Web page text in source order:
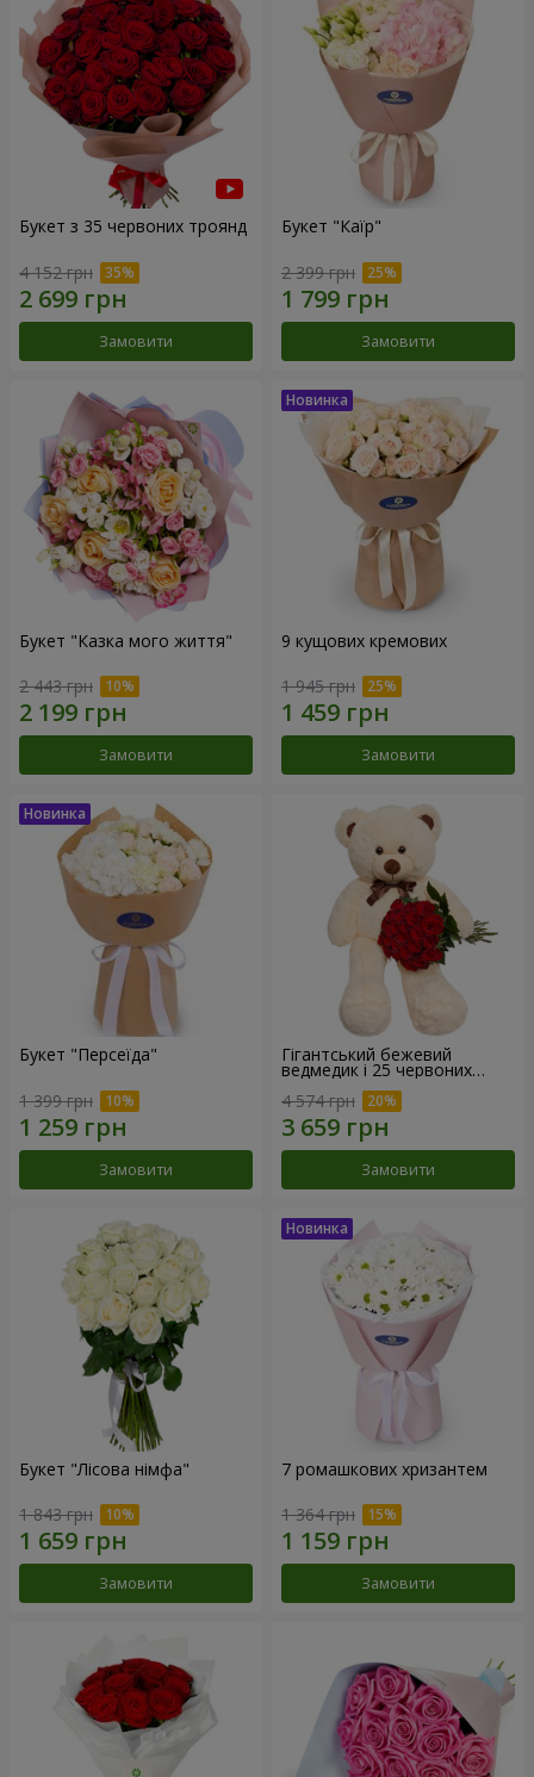
Букет з 35 червоних троянд
4 152 грн
Замовити
Букет "Каїр"
2 399 грн
Замовити
Букет "Казка мого життя"
2 443 грн
Замовити
9 кущових кремових
1 945 грн
Замовити
Букет "Персеїда"
1 399 грн
Замовити
Гігантський бежевий
ведмедик і 25 червоних
троянд
4 574 грн
Замовити
Букет "Лісова німфа"
1 843 грн
Замовити
7 ромашкових хризантем
1 364 грн
Замовити